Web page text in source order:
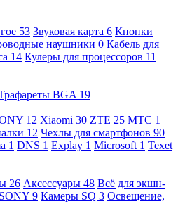
53 Звуковая карта 6 Кнопки
наушники 0 Кабель для
14 Кулеры для процессоров 11
BGA 19
12 Xiaomi 30 ZTE 25 МТС 1
12 Чехлы для смартфонов 90
1 DNS 1 Explay 1 Microsoft 1 Texet
26 Аксессуары 48 Всё для экшн-
SONY 9 Камеры SQ 3 Освещение,